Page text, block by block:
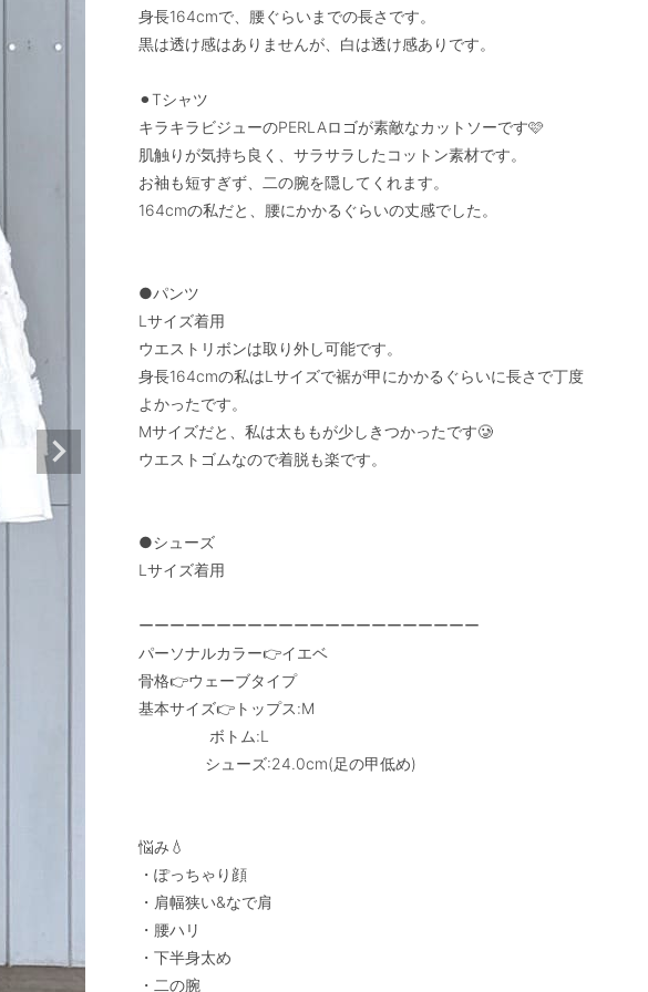
身長164cmで、腰ぐらいまでの長さです。
黒は透け感はありませんが、白は透け感ありです。
⚫︎Tシャツ
キラキラビジューのPERLAロゴが素敵なカットソーです🩷
肌触りが気持ち良く、サラサラしたコットン素材です。
お袖も短すぎず、二の腕を隠してくれます。
164cmの私だと、腰にかかるぐらいの丈感でした。
●パンツ
Lサイズ着用
ウエストリボンは取り外し可能です。
身長164cmの私はLサイズで裾が甲にかかるぐらいに長さで丁度
よかったです。
Mサイズだと、私は太ももが少しきつかったです🥲
ウエストゴムなので着脱も楽です。
●シューズ
Lサイズ着用
ーーーーーーーーーーーーーーーーーーーーーー
パーソナルカラー👉イエベ
骨格👉ウェーブタイプ
基本サイズ👉トップス:M
悩み💧
・ぽっちゃり顔
・肩幅狭い&なで肩
・腰ハリ
・下半身太め
・二の腕